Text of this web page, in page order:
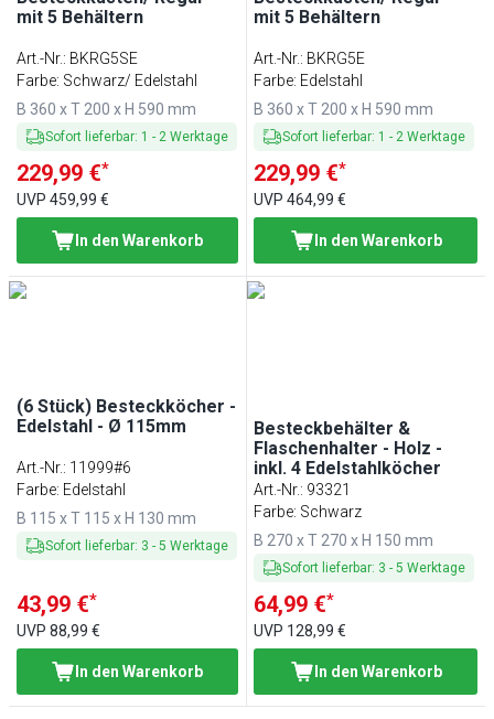
mit 5 Behältern
Art.-Nr.: BKRG5SE
Farbe: Schwarz/ Edelstahl
B 360 x T 200 x H 590 mm
Sofort lieferbar: 1 - 2 Werktage
229,99 €*
UVP 459,99 €
In den Warenkorb
mit 5 Behältern
Art.-Nr.: BKRG5E
Farbe: Edelstahl
B 360 x T 200 x H 590 mm
Sofort lieferbar: 1 - 2 Werktage
229,99 €*
UVP464,99 €
In den Warenkorb
(6 Stück) Besteckköcher -
Edelstahl - Ø 115mm
Art.-Nr.: 11999#6
Farbe: Edelstahl
B 115 x T 115 x H 130 mm
Sofort lieferbar: 3 - 5 Werktage
43,99 €*
UVP 88,99 €
In den Warenkorb
Besteckbehälter &
Flaschenhalter - Holz -
inkl. 4 Edelstahlköcher
Art.-Nr.: 93321
Farbe: Schwarz
B 270 x T 270 x H 150 mm
Sofort lieferbar: 3 -5 Werktage
64,99 €*
UVP 128,99 €
In den Warenkorb